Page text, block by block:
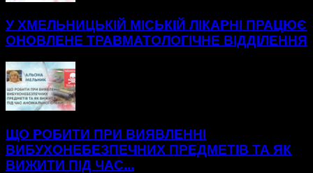
У ХМЕЛЬНИЦЬКІЙ МІСЬКІЙ ЛІКАРНІ ПРАЦЮЄ
ОНОВЛЕНЕ ТРАВМАТОЛОГІЧНЕ ВІДДІЛЕННЯ
ЩО РОБИТИ ПРИ ВИЯВЛЕННІ
ВИБУХОНЕБЕЗПЕЧНИХ ПРЕДМЕТІВ ТА ЯК
ВИЖИТИ ПІД ЧАС...